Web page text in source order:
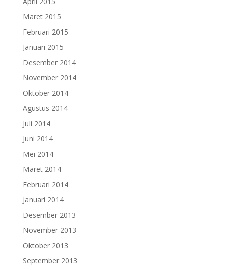
Maret 2015
Februari 2015
Januari 2015
Desember 2014
November 2014
Oktober 2014
Agustus 2014
Juli 2014
Juni 2014
Mei 2014
Maret 2014
Februari 2014
Januari 2014
Desember 2013
November 2013
Oktober 2013
September 2013